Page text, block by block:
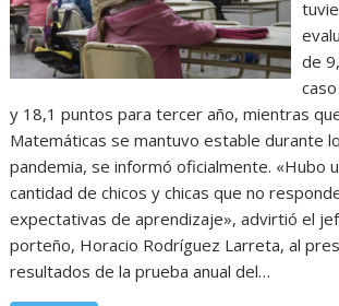
de
y 18,1 puntos para tercer año, mientras
Matemáticas se mantuvo estable durante
pandemia, se informó oficialmente. «Hubo
cantidad de chicos y chicas que no
expectativas de aprendizaje», advirtió el
porteño, Horacio Rodríguez Larreta, al
resultados de la prueba anual del…